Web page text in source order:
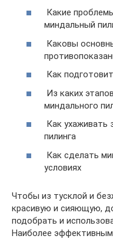
Какие
миндальный
Каковы
Как
Из каких
миндального
Как ухаживать
пилинга
Как сделать
условиях
Чтобы из тусклой и
красивую и сияющую,
подобрать и
Наиболее